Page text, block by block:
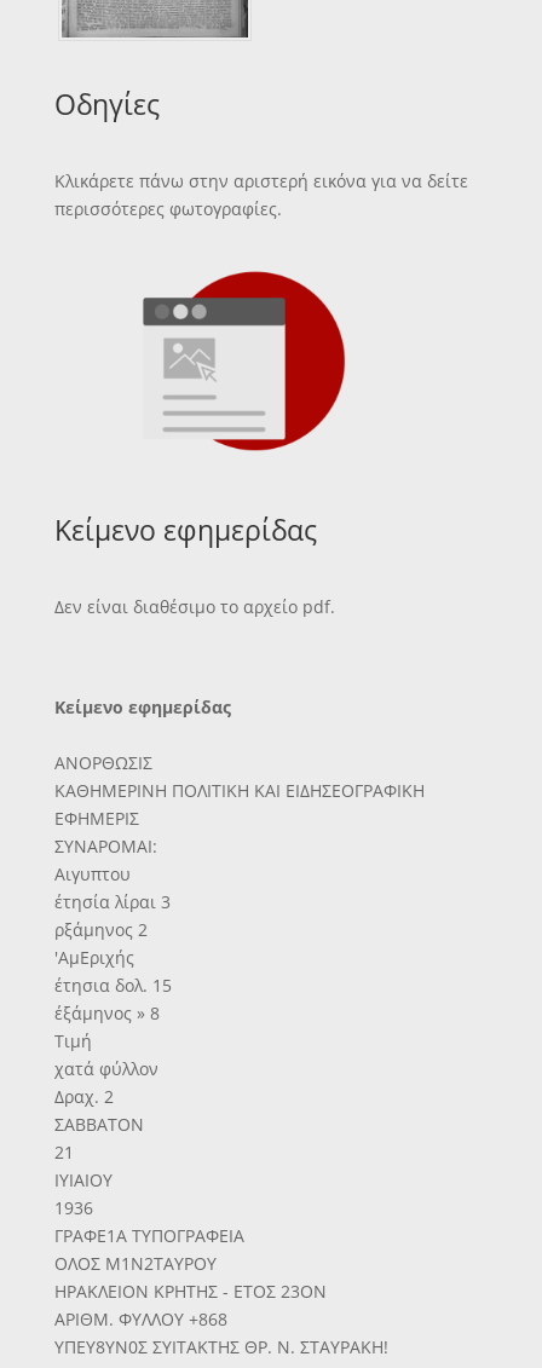
Οδηγίες
Κλικάρετε πάνω στην αριστερή εικόνα για να δείτε
περισσότερες φωτογραφίες.
Κείμενο εφημερίδας
Δεν είναι διαθέσιμο το αρχείο pdf.
Κείμενο εφημερίδας
ΑΝΟΡΘΩΣΙΣ
ΚΑΘΗΜΕΡΙΝΗ ΠΟΛΙΤΙΚΗ ΚΑΙ ΕΙΔΗΣΕΟΓΡΑΦΙΚΗ
ΕΦΗΜΕΡΙΣ
ΣΥΝΑΡΟΜΑΙ:
Αιγυπτου
έτησία λίραι 3
ρξάμηνος 2
'ΑμΕριχής
έτησια δολ. 15
έξάμηνος » 8
Τιμή
χατά φύλλον
Δραχ. 2
ΣΑΒΒΑΤΟΝ
21
ΙΥΙΑΙΟΥ
1936
ΓΡΑΦΕ1Α ΤΥΠΟΓΡΑΦΕΙΑ
ΟΛΟΣ Μ1Ν2ΤΑΥΡΟΥ
ΗΡΑΚΛΕΙΟΝ ΚΡΗΤΗΣ - ΕΤΟΣ 23ΟΝ
ΑΡΙΘΜ. ΦΥΛΛΟΥ +868
ΥΠΕΥ8ΥΝ0Σ ΣΥΙΤΑΚΤΗΣ ΘΡ. Ν. ΣΤΑΥΡΑΚΗ!